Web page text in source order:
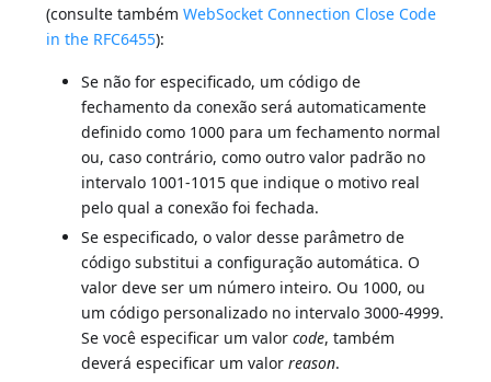
(consulte tambémWebSocket Connection Close Code
in the RFC6455):
Se não for especificado, um código de
fechamento da conexão será automaticamente
definido como 1000 para um fechamento normal
ou, caso contrário, como outro valor padrão no
intervalo 1001-1015 que indique o motivo real
pelo qual a conexão foi fechada.
Se especificado, o valor desse parâmetro de
código substitui a configuração automática. O
valor deve ser um número inteiro. Ou 1000, ou
um código personalizado no intervalo 3000-4999.
Se você especificar um valorcode, também
deverá especificar um valorreason.